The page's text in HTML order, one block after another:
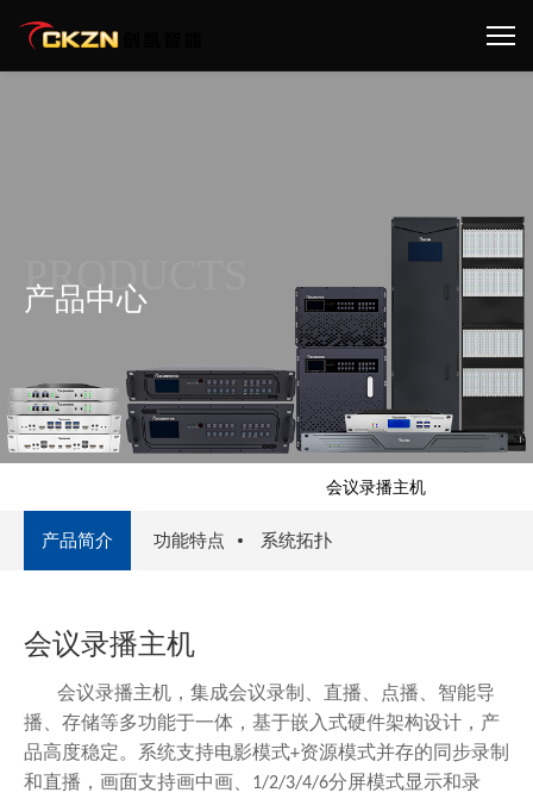
产品中心
PRODUCTS
会议录播主机
产品简介 功能特点 系统拓扑
会议录播主机
会议录播主机，集成会议录制、直播、点播、智能导
播、存储等多功能于一体，基于嵌入式硬件架构设计，产
品高度稳定。系统支持电影模式+资源模式并存的同步录制
和直播，画面支持画中画、 1/2/3/4/6分屏模式显示和录